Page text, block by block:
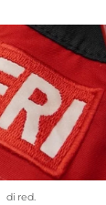
di red.